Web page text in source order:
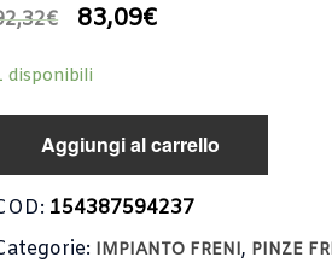
€ 83,09€
disponibili
Aggiungi al carrello
154387594237
IMPIANTO FRENI, PINZE